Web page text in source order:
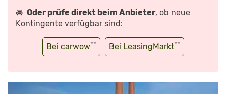
🚘 Oder prüfe direkt beim Anbieter, ob neue
Kontingente verfügbar sind:
Bei carwow** Bei LeasingMarkt**